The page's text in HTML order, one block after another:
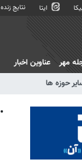
ایتا نتایج زنده
حوزه ها
مهر عناوین اخبار